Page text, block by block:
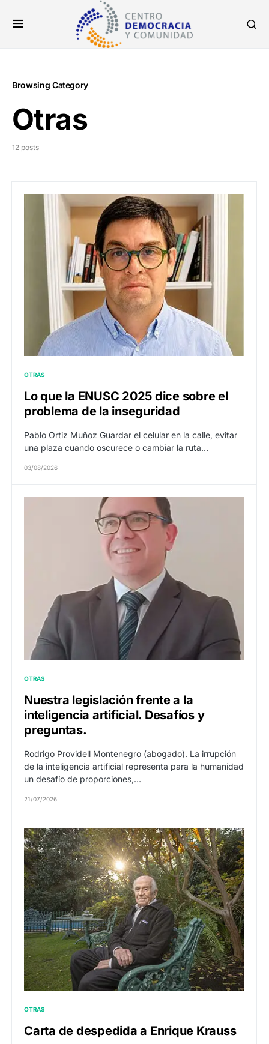
Browsing Category
Otras
12 posts
OTRAS
Lo que la ENUSC 2025 dice sobre el
problema de la inseguridad
Pablo Ortiz Muñoz Guardar el celular en la calle, evitar
una plaza cuando oscurece o cambiar la ruta…
03/08/2026
OTRAS
Nuestra legislación frente a la
inteligencia artificial. Desafíos y
preguntas.
Rodrigo Providell Montenegro (abogado). La irrupción
de la inteligencia artificial representa para la humanidad
un desafío de proporciones,…
21/07/2026
OTRAS
Carta de despedida a Enrique Krauss